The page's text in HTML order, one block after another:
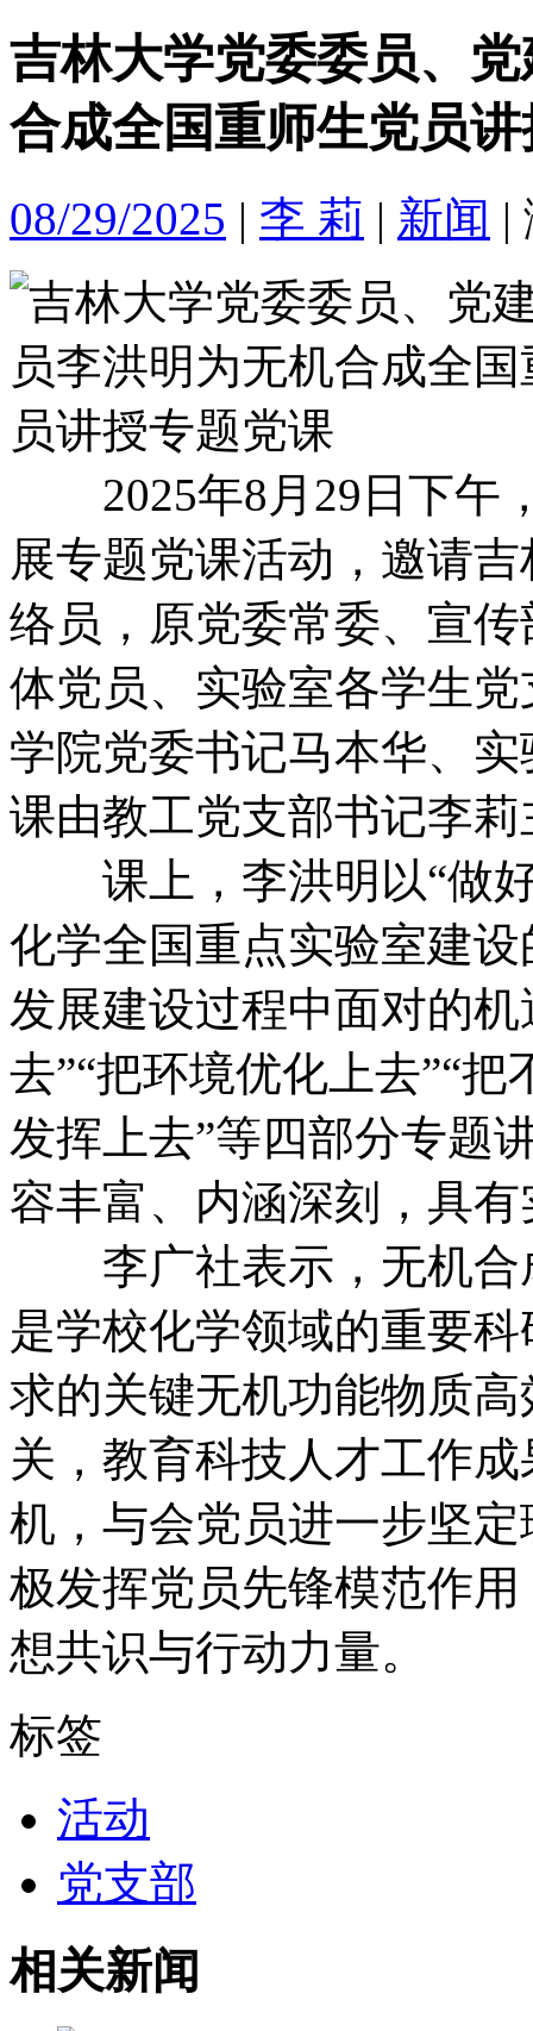
吉林大学党委委员、
合成全国重师生党员
08/29/2025 | 李 莉 | 新闻 |
2025年8月29日下午
展专题党课活动，邀请
络员，原党委常委、宣
体党员、实验室各学生
学院党委书记马本华、
课由教工党支部书记李莉
课上，李洪明以“做好
化学全国重点实验室建
发展建设过程中面对的
去”“把环境优化上去”“
发挥上去”等四部分专题
容丰富、内涵深刻，具
李广社表示，无机合
是学校化学领域的重要
求的关键无机功能物质
关，教育科技人才工作
机，与会党员进一步坚
极发挥党员先锋模范作
想共识与行动力量。
标签
活动
党支部
相关新闻